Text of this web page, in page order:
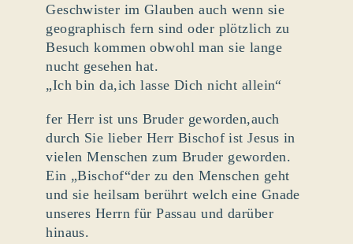
Geschwister im Glauben auch wenn sie
geographisch fern sind oder plötzlich zu
Besuch kommen obwohl man sie lange
nucht gesehen hat.
„Ich bin da,ich lasse Dich nicht allein“
fer Herr ist uns Bruder geworden,auch
durch Sie lieber Herr Bischof ist Jesus in
vielen Menschen zum Bruder geworden.
Ein „Bischof“der zu den Menschen geht
und sie heilsam berührt welch eine Gnade
unseres Herrn für Passau und darüber
hinaus.